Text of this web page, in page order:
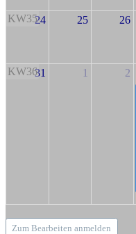
KW3524 25 26
KW3631 1 2
Zum Bearbeiten anmelden